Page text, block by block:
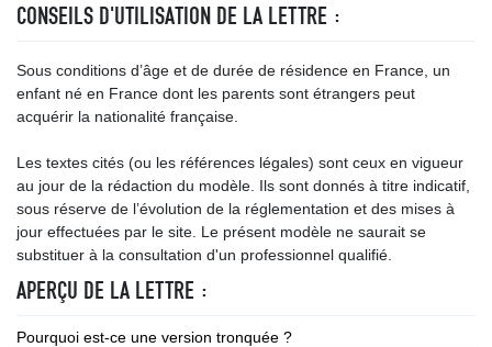
CONSEILS D'UTILISATION DE LA LETTRE :
Sous conditions d’âge et de durée de résidence en France, un
enfant né en France dont les parents sont étrangers peut
acquérir la nationalité française.
Les textes cités (ou les références légales) sont ceux en vigueur
au jour de la rédaction du modèle. Ils sont donnés à titre indicatif,
sous réserve de l’évolution de la réglementation et des mises à
jour effectuées par le site. Le présent modèle ne saurait se
substituer à la consultation d'un professionnel qualifié.
APERÇU DE LA LETTRE :
Pourquoi est-ce une version tronquée ?